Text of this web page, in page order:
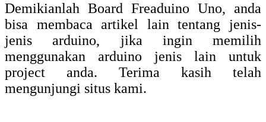
Demikianlah Board Freaduino Uno, anda
bisa membaca artikel lain tentang jenis-
jenis arduino, jika ingin memilih
menggunakan arduino jenis lain untuk
project anda. Terima kasih telah
mengunjungi situs kami.